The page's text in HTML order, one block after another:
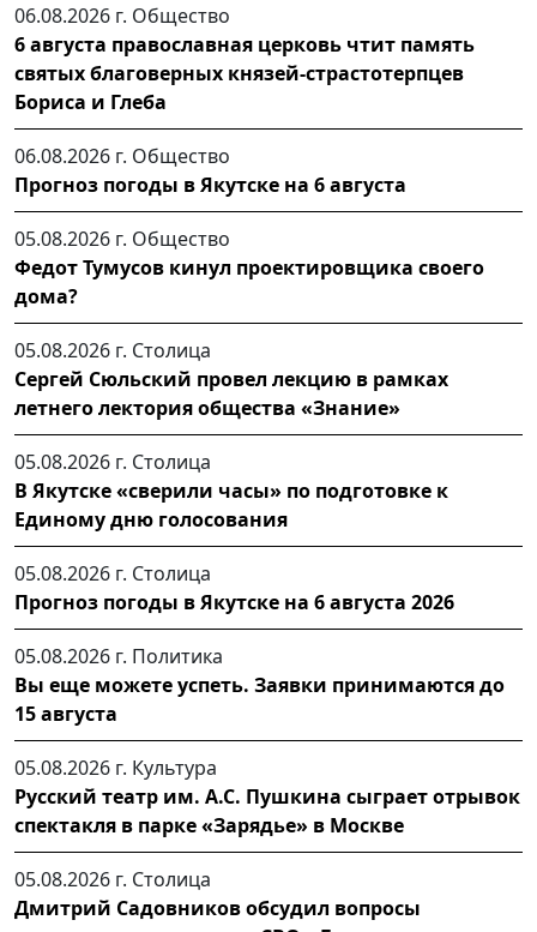
06.08.2026 г. Общество
6 августа православная церковь чтит память
святых благоверных князей-страстотерпцев
Бориса и Глеба
06.08.2026 г. Общество
Прогноз погоды в Якутске на 6 августа
05.08.2026 г. Общество
Федот Тумусов кинул проектировщика своего
дома?
05.08.2026 г. Столица
Сергей Сюльский провел лекцию в рамках
летнего лектория общества «Знание»
05.08.2026 г. Столица
В Якутске «сверили часы» по подготовке к
Единому дню голосования
05.08.2026 г. Столица
Прогноз погоды в Якутске на 6 августа 2026
05.08.2026 г. Политика
Вы еще можете успеть. Заявки принимаются до
15 августа
05.08.2026 г. Культура
Русский театр им. А.С. Пушкина сыграет отрывок
спектакля в парке «Зарядье» в Москве
05.08.2026 г. Столица
Дмитрий Садовников обсудил вопросы